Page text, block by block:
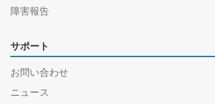
障害報告
サポート
お問い合わせ
ニュース